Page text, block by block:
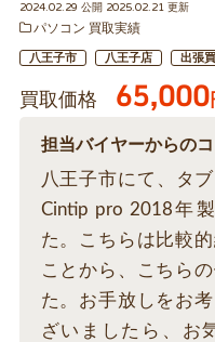
2024.02.29 公開 2025.02.21 更新
パソコン 買取実績
八王子市 八王子店 出張
買取価格 65,000
担当バイヤーからの
八王子市にて、タ
Cintip pro 2018年
た。こちらは比較
ことから、こちら
た。お手放しをお
ざいましたら、お